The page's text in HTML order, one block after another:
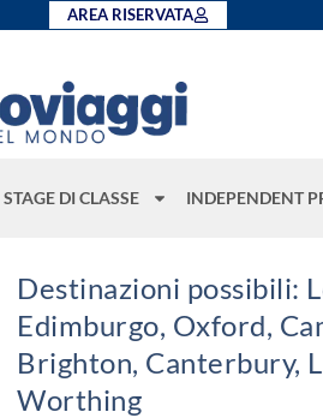
AREA RISERVATA
STAGE DI CLASSE INDEPENDENT
Destinazioni possibili:
Edimburgo, Oxford,
Brighton, Canterbury,
Worthing